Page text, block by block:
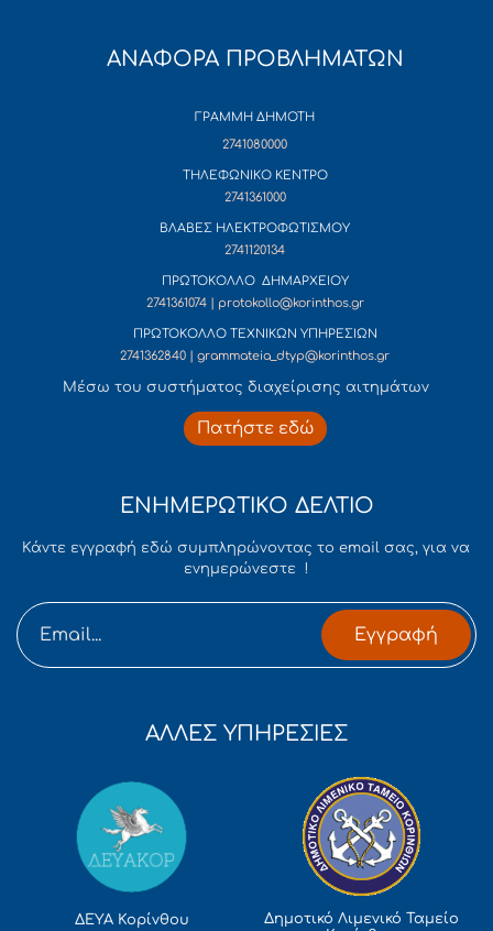
ΑΝΑΦΟΡΑ ΠΡΟΒΛΗΜΑΤΩΝ
ΓΡΑΜΜΗ ΔΗΜΟΤΗ
2741080000
ΤΗΛΕΦΩΝΙΚΟ ΚΕΝΤΡΟ
2741361000
ΒΛΑΒΕΣ ΗΛΕΚΤΡΟΦΩΤΙΣΜΟΥ
2741120134
ΠΡΩΤΟΚΟΛΛΟ ΔΗΜΑΡΧΕΙΟΥ
2741361074 | protokollo@korinthos.gr
ΠΡΩΤΟΚΟΛΛΟ ΤΕΧΝΙΚΩΝ ΥΠΗΡΕΣΙΩΝ
2741362840 | grammateia_dtyp@korinthos.gr
Mέσω του συστήματος διαχείρισης αιτημάτων
Πατήστε εδώ
ΕΝΗΜΕΡΩΤΙΚΟ ΔΕΛΤΙΟ
Κάντε εγγραφή εδώ συμπληρώνοντας το email σας, για να
ενημερώνεστε !
Εγγραφή
ΑΛΛΕΣ ΥΠΗΡΕΣΙΕΣ
ΔΕΥΑ Κορίνθου
Δημοτικό Λιμενικό Ταμείο